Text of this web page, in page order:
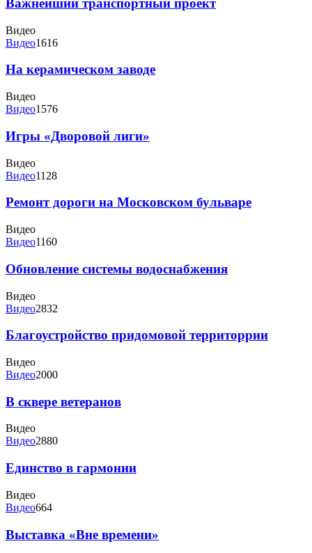
Важнейший транспортный проект
Видео
Видео1616
На керамическом заводе
Видео
Видео1576
Игры «Дворовой лиги»
Видео
Видео1128
Ремонт дороги на Московском бульваре
Видео
Видео1160
Обновление системы водоснабжения
Видео
Видео2832
Благоустройство придомовой территоррии
Видео
Видео2000
В сквере ветеранов
Видео
Видео2880
Единство в гармонии
Видео
Видео664
Выставка «Вне времени»